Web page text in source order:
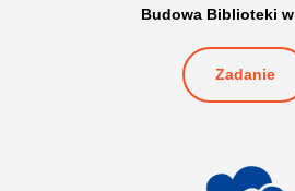
Budowa Biblioteki
Zadanie